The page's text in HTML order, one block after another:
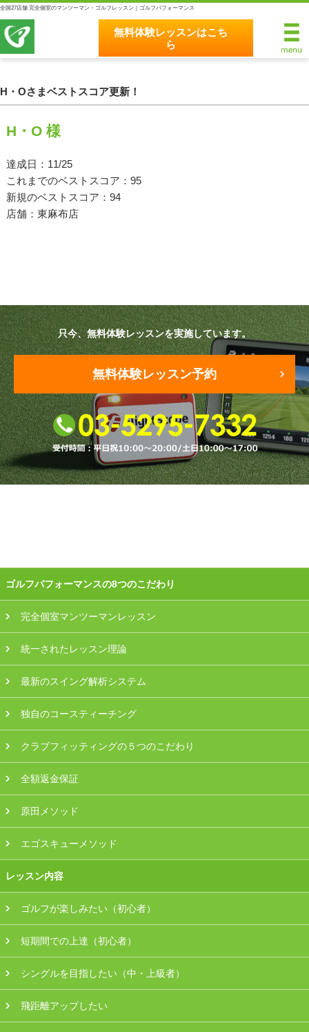
全国27店舗 完全個室のマンツーマン・ゴルフレッスン｜ゴルフパフォーマンス
無料体験レッスンはこち
ら
無料体験レッスンはこちら
統一されたレッスン理論
最新のスイング解析システム
全額返金保証
原田メソッド
エゴスキューメソッド
レッスン内容
ゴルフが楽しみたい（初心者）
短期間での上達（初心者）
店舗一覧
関東（神奈川・埼玉・千葉）
中部（静岡・愛知）
関西（大阪・兵庫・滋賀）
受講生の声
よくある質問
採用情報
会員様ログイン
H・Oさまベストスコア更新！
H・O 様
達成日：11/25
これまでのベストスコア：95
新規のベストスコア：94
店舗：東麻布店
只今、無料体験レッスンを実施しています。
無料体験レッスン予約
ゴルフパフォーマンスの8つのこだわり
完全個室マンツーマンレッスン
統一されたレッスン理論
最新のスイング解析システム
独自のコースティーチング
クラブフィッティングの５つのこだわり
全額返金保証
原田メソッド
エゴスキューメソッド
レッスン内容
ゴルフが楽しみたい（初心者）
短期間での上達（初心者）
シングルを目指したい（中・上級者）
飛距離アップしたい